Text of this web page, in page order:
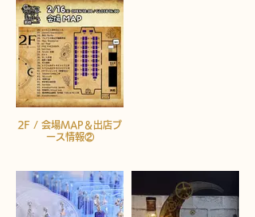
2F / 会場MAP＆出店ブ
ース情報②